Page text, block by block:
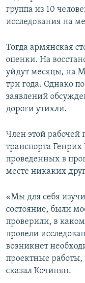
группа из 10
исследования на
Тогда армянская
оценки. На
уйдут месяцы, на
три года. Однако
заявлений
дороги утихли.
Член этой
транспорта Генрих
проведенных в
месте никаких
«Мы для себя
состояние, были
проверили, в
провели
возникнет
проектные работы,
сказал Кочинян.